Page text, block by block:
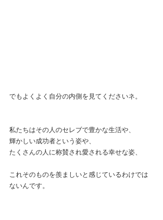
でもよくよく自分の内側を見てくださいネ。
私たちはその人のセレブで豊かな生活や、
輝かしい成功者という姿や、
たくさんの人に称賛され愛される幸せな姿、
これそのものを羨ましいと感じているわけでは
ないんです。